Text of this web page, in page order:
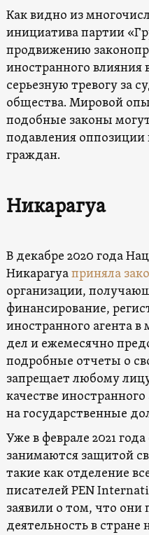
Как видно из
инициатива партии
продвижению
иностранного влияния
серьезную тревогу за
общества. Мировой
подобные законы
подавления оппозиции
граждан.
Никарагуа
В декабре 2020 года
Никарагуаприняла
организации,
финансирование,
иностранного агента
дел и ежемесячно
подробные отчеты о
запрещает любому
качестве
на государственные
Уже в феврале 2021
занимаются защитой
такие как отделение
писателей PEN
заявили о том, что они
деятельность в стране